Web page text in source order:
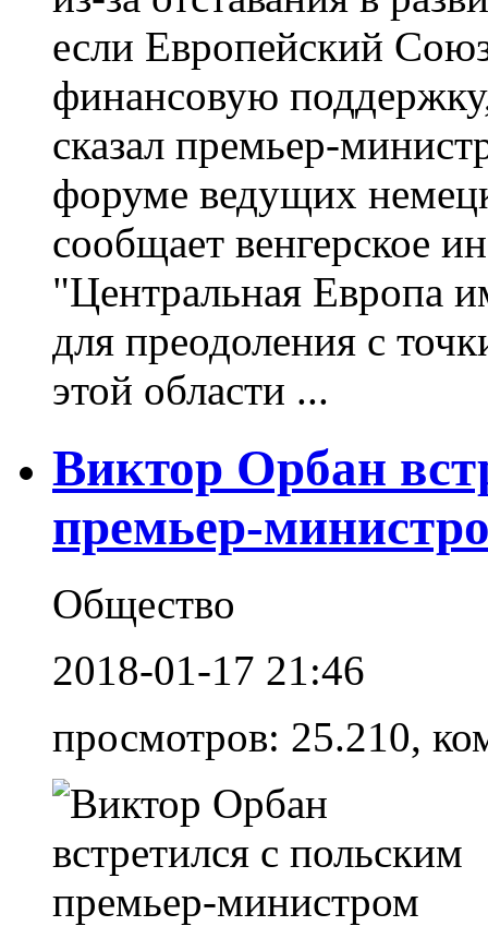
если Европейский
финансовую
сказал премьер-
форуме ведущих
сообщает венгерское
"Центральная Европа
для преодоления с
этой области ...
Виктор Орбан
премьер-
Общество
2018-01-17 21:46
просмотров: 25.210,